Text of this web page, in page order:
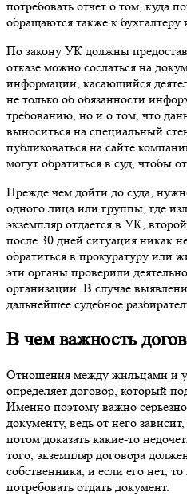
потребовать отчет о том, куда
обращаются также к
По закону УК должны
отказе можно сослаться на
информации, касающийся
не только об обязанности
требованию, но и о том, что
выноситься на специальный
публиковаться на сайте
могут обратиться в суд, чтобы
Прежде чем дойти до суда,
одного лица или группы, где
экземпляр отдается в УК,
после 30 дней ситуация никак
обратиться в прокуратуру
эти органы проверили
организации. В случае
дальнейшее судебное
В чем важность
Отношения между жильцами и
определяет договор, который
Именно поэтому важно
документу, ведь от него
потом доказать какие-то
того, экземпляр договора
собственника, и если его нет,
потребовать отдать документ.